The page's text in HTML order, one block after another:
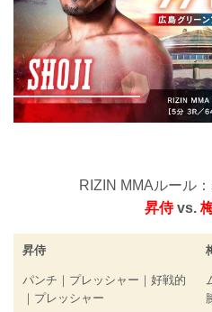
RIZIN MMAルール
昇侍vs.
昇侍
パンチ｜プレッシャー｜好戦的
｜プレッシャー